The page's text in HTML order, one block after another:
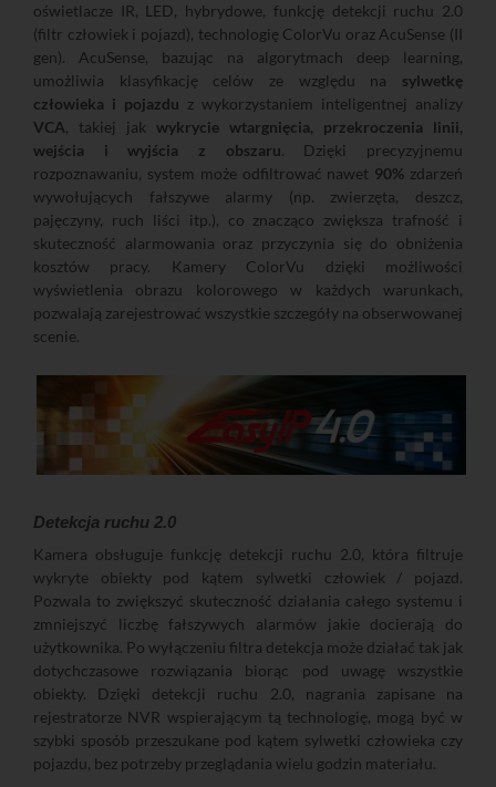
oświetlacze IR, LED, hybrydowe, funkcję detekcji ruchu 2.0
(filtr człowiek i pojazd), technologię ColorVu oraz AcuSense (II
gen). AcuSense, bazując na algorytmach deep learning,
umożliwia klasyfikację celów ze względu na sylwetkę
człowieka i pojazdu z wykorzystaniem inteligentnej analizy
VCA, takiej jak wykrycie wtargnięcia, przekroczenia linii,
wejścia i wyjścia z obszaru. Dzięki precyzyjnemu
rozpoznawaniu, system może odfiltrować nawet 90% zdarzeń
wywołujących fałszywe alarmy (np. zwierzęta, deszcz,
pajęczyny, ruch liści itp.), co znacząco zwiększa trafność i
skuteczność alarmowania oraz przyczynia się do obniżenia
kosztów pracy. Kamery ColorVu dzięki możliwości
wyświetlenia obrazu kolorowego w każdych warunkach,
pozwalają zarejestrować wszystkie szczegóły na obserwowanej
scenie.
Detekcja ruchu 2.0
Kamera obsługuje funkcję detekcji ruchu 2.0, która filtruje
wykryte obiekty pod kątem sylwetki człowiek / pojazd.
Pozwala to zwiększyć skuteczność działania całego systemu i
zmniejszyć liczbę fałszywych alarmów jakie docierają do
użytkownika. Po wyłączeniu filtra detekcja może działać tak jak
dotychczasowe rozwiązania biorąc pod uwagę wszystkie
obiekty. Dzięki detekcji ruchu 2.0, nagrania zapisane na
rejestratorze NVR wspierającym tą technologię, mogą być w
szybki sposób przeszukane pod kątem sylwetki człowieka czy
pojazdu, bez potrzeby przeglądania wielu godzin materiału.